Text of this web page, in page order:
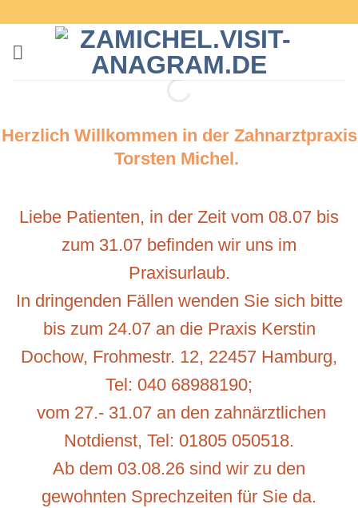
springen
Herzlich Willkommen in der Zahnarztpraxis
Torsten Michel.
Liebe Patienten, in der Zeit vom 08.07 bis
zum 31.07 befinden wir uns im
Praxisurlaub.
In dringenden Fällen wenden Sie sich bitte
bis zum 24.07 an die Praxis Kerstin
Dochow, Frohmestr. 12, 22457 Hamburg,
Tel: 040 68988190;
vom 27.- 31.07 an den zahnärztlichen
Notdienst, Tel: 01805 050518.
Ab dem 03.08.26 sind wir zu den
gewohnten Sprechzeiten für Sie da.